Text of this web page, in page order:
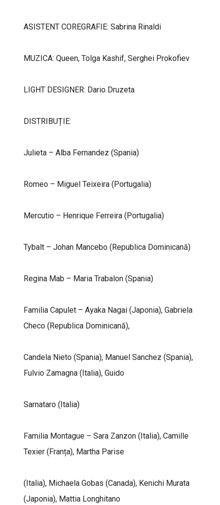
ASISTENT COREGRAFIE: Sabrina Rinaldi
MUZICA: Queen, Tolga Kashif, Serghei Prokofiev
LIGHT DESIGNER: Dario Druzeta
DISTRIBUȚIE:
Julieta – Alba Fernandez (Spania)
Romeo – Miguel Teixeira (Portugalia)
Mercutio – Henrique Ferreira (Portugalia)
Tybalt – Johan Mancebo (Republica Dominicană)
Regina Mab – Maria Trabalon (Spania)
Familia Capulet – Ayaka Nagai (Japonia), Gabriela
Checo (Republica Dominicană),
Candela Nieto (Spania), Manuel Sanchez (Spania),
Fulvio Zamagna (Italia), Guido
Sarnataro (Italia)
Familia Montague – Sara Zanzon (Italia), Camille
Texier (Franța), Martha Parise
(Italia), Michaela Gobas (Canada), Kenichi Murata
(Japonia), Mattia Longhitano